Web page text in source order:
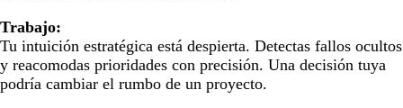
Trabajo:
Tu intuición estratégica está despierta. Detectas fallos ocultos
y reacomodas prioridades con precisión. Una decisión tuya
podría cambiar el rumbo de un proyecto.